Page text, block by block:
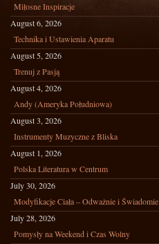
Miłosne Inspiracje
August 6, 2026
Technika i Ustawienia Aparatu
August 5, 2026
Trenuj z Pasją
August 4, 2026
Andy (Ameryka Południowa)
August 3, 2026
Instrumenty Muzyczne z Bliska
August 1, 2026
Polska Literatura w Centrum
July 30, 2026
Modyfikacje Ciała – Odważnie i Świadomie
July 28, 2026
Pomysły na Weekend i Czas Wolny